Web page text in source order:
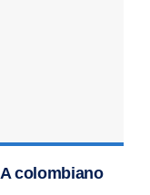
colombiano